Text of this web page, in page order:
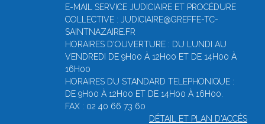
E-MAIL SERVICE JUDICIAIRE ET PROCÉDURE
COLLECTIVE : JUDICIAIRE@GREFFE-TC-
SAINTNAZAIRE.FR
HORAIRES D'OUVERTURE : DU LUNDI AU
VENDREDI DE 9H00 À 12H00 ET DE 14H00 À
16H00
HORAIRES DU STANDARD TELEPHONIQUE :
DE 9H00 À 12H00 ET DE 14H00 À 16H00.
FAX : 02 40 66 73 60
DÉTAIL ET PLAN D'ACCÈS